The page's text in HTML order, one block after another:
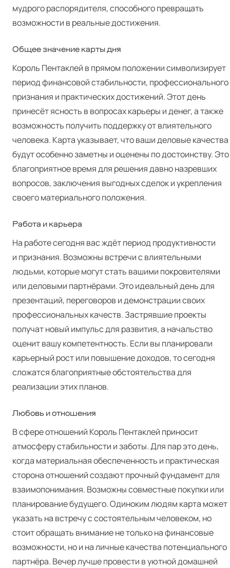
мудрого распорядителя, способного превращать
возможности в реальные достижения.
Общее значение карты дня
Король Пентаклей в прямом положении символизирует
период финансовой стабильности, профессионального
признания и практических достижений. Этот день
принесёт ясность в вопросах карьеры и денег, а также
возможность получить поддержку от влиятельного
человека. Карта указывает, что ваши деловые качества
будут особенно заметны и оценены по достоинству. Это
благоприятное время для решения давно назревших
вопросов, заключения выгодных сделок и укрепления
своего материального положения.
Работа и карьера
На работе сегодня вас ждёт период продуктивности
и признания. Возможны встречи с влиятельными
людьми, которые могут стать вашими покровителями
или деловыми партнёрами. Это идеальный день для
презентаций, переговоров и демонстрации своих
профессиональных качеств. Застрявшие проекты
получат новый импульс для развития, а начальство
оценит вашу компетентность. Если вы планировали
карьерный рост или повышение доходов, то сегодня
сложатся благоприятные обстоятельства для
реализации этих планов.
Любовь и отношения
В сфере отношений Король Пентаклей приносит
атмосферу стабильности и заботы. Для пар это день,
когда материальная обеспеченность и практическая
сторона отношений создают прочный фундамент для
взаимопонимания. Возможны совместные покупки или
планирование будущего. Одиноким людям карта может
указать на встречу с состоятельным человеком, но
стоит обращать внимание не только на финансовые
возможности, но и на личные качества потенциального
партнёра. Вечер лучше провести в уютной домашней